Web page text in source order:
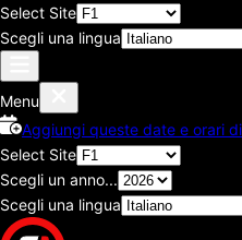
Select Site
Scegli una lingua
Menu
Aggiungi queste date e orari
Select Site
Scegli un anno...
Scegli una lingua